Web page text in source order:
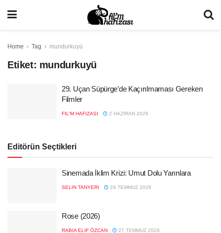
Home Tag mundurkuyü
Etiket: mundurkuyü
29. Uçan Süpürge’de Kaçırılmaması Gereken
Filmler
FIL'M HAFIZASI 2 HAZIRAN 2026
Editörün Seçtikleri
Sinemada İklim Krizi: Umut Dolu Yarınlara
SELIN TANYERI 29 TEMMUZ 2026
Rose (2026)
RABIA ELIF ÖZCAN 27 TEMMUZ 2026